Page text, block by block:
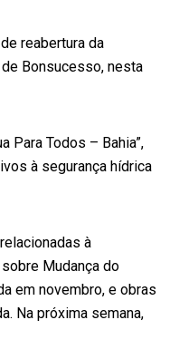
reabertura da
Bonsucesso, nesta
Para Todos – Bahia”,
à segurança hídrica
à
Mudança do
em novembro, e obras
Na próxima semana,